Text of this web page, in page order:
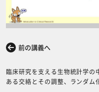
前の講義へ
臨床研究を支える生物統計学
ある交絡とその調整、ランダム